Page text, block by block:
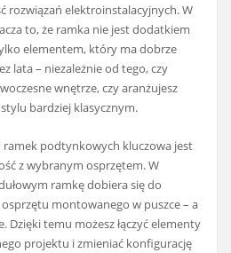
rozwiązań elektroinstalacyjnych. W
to, że ramka nie jest dodatkiem
elementem, który ma dobrze
lata – niezależnie od tego, czy
wnętrze, czy aranżujesz
bardziej klasycznym.
ramek podtynkowych kluczowa jest
z wybranym osprzętem. W
ramkę dobiera się do
montowanego w puszce – a
Dzięki temu możesz łączyć elementy
projektu i zmieniać konfigurację